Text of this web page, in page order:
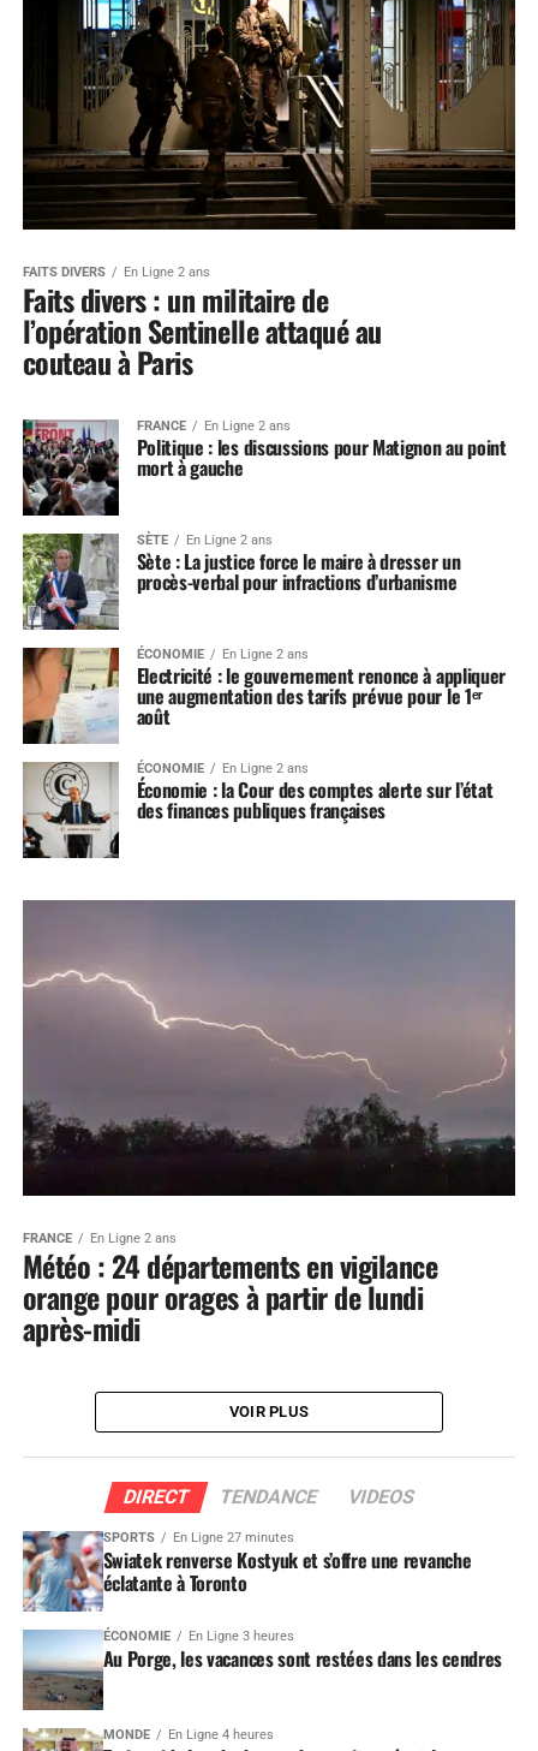
FAITS DIVERS En Ligne 2 ans
Faits divers : un militaire de
l’opération Sentinelle attaqué au
couteau à Paris
FRANCE En Ligne 2 ans
Politique : les discussions pour Matignon au point
mort à gauche
SÈTE En Ligne 2 ans
Sète : La justice force le maire à dresser un
procès-verbal pour infractions d’urbanisme
ÉCONOMIE En Ligne 2 ans
Electricité : le gouvernement renonce à appliquer
une augmentation des tarifs prévue pour le 1ᵉʳ
août
ÉCONOMIE En Ligne 2 ans
Économie : la Cour des comptes alerte sur l’état
des finances publiques françaises
FRANCE En Ligne 2 ans
Météo : 24 départements en vigilance
orange pour orages à partir de lundi
après-midi
VOIR PLUS
DIRECT TENDANCE VIDEOS
SPORTS En Ligne 27 minutes
Swiatek renverse Kostyuk et s’offre une revanche
éclatante à Toronto
ÉCONOMIE En Ligne 3 heures
Au Porge, les vacances sont restées dans les cendres
MONDE En Ligne 4 heures